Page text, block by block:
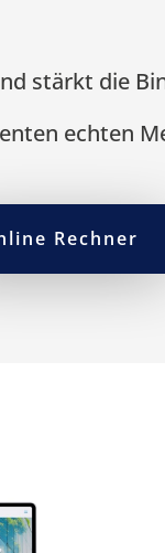
stärkt die
echten
Rechner